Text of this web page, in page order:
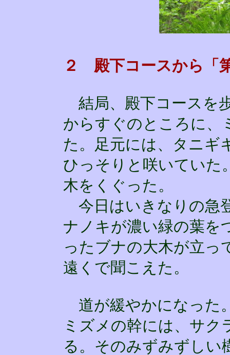
２ 殿下コースから「
結局、殿下コースを
からすぐのところに、
た。足元には、タニギ
ひっそりと咲いていた
木をくぐった。
今日はいきなりの急
ナノキが濃い緑の葉を
ったブナの大木が立っ
遠くで聞こえた。
道が緩やかになった
ミズメの幹には、サク
る。そのみずみずしい